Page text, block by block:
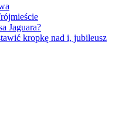
Jaguara?
kropkę nad i, jubileusz